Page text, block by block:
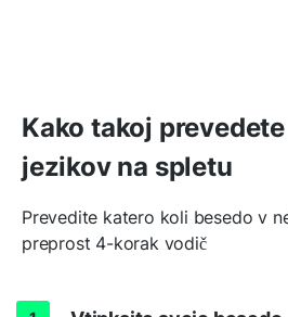
Kako takoj
jezikov na spletu
Prevedite katero koli besedo v
preprost 4-korak vodič